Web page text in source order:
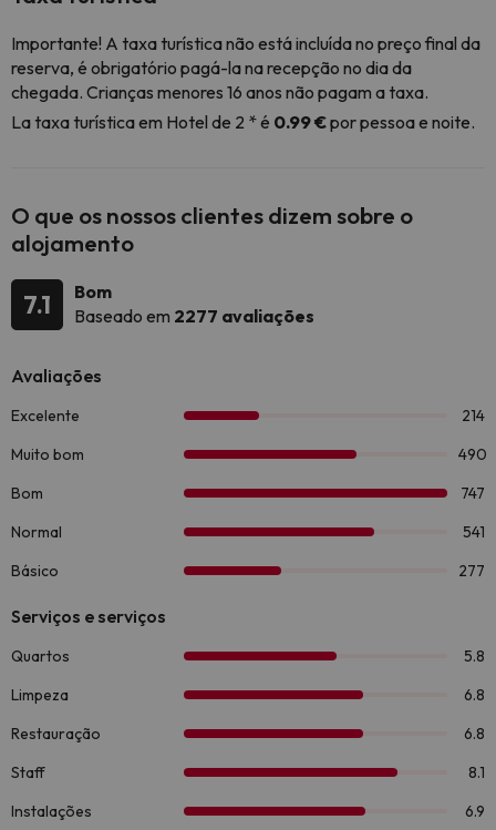
Importante! A taxa turística não está incluída no preço final da
reserva, é obrigatório pagá-la na recepção no dia da
chegada. Crianças menores 16 anos não pagam a taxa.
La taxa turística em Hotel de 2 * é 0.99 €por pessoa e noite.
O que os nossos clientes dizem sobre o
alojamento
7.1
Bom
Baseado em 2277 avaliações